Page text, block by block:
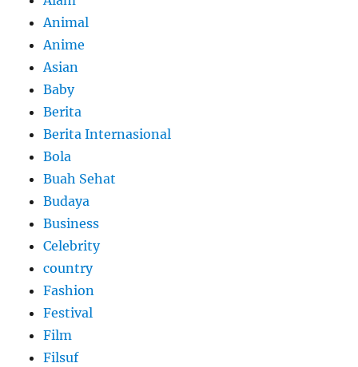
Animal
Anime
Asian
Baby
Berita
Berita Internasional
Bola
Buah Sehat
Budaya
Business
Celebrity
country
Fashion
Festival
Film
Filsuf